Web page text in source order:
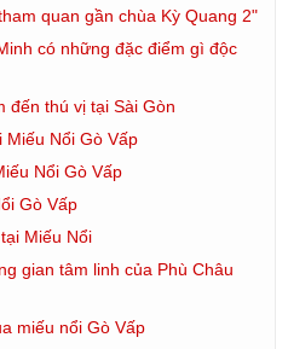
quan gần chùa Kỳ Quang 2"
có những đặc điểm gì độc
đến thú vị tại Sài Gòn
Miếu Nổi Gò Vấp
Nổi Gò Vấp
Gò Vấp
Miếu Nổi
gian tâm linh của Phù Châu
miếu nổi Gò Vấp